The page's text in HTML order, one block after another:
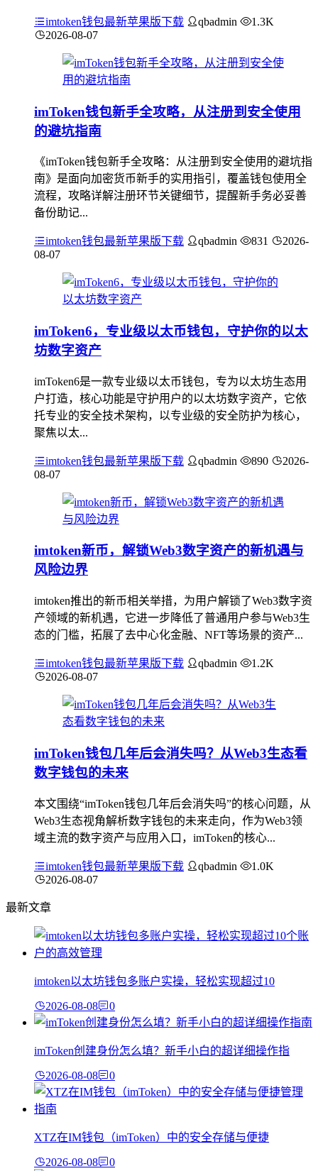
imtoken钱包最新苹果版下载 qbadmin
1.3K
2026-08-07
imToken钱包新手全攻略，从注册到安全使用
的避坑指南
《imToken钱包新手全攻略：从注册到安全使用的避坑指
南》是面向加密货币新手的实用指引，覆盖钱包使用全
流程，攻略详解注册环节关键细节，提醒新手务必妥善
备份助记...
imtoken钱包最新苹果版下载 qbadmin 831
2026-
08-07
imToken6，专业级以太币钱包，守护你的以太
坊数字资产
imToken6是一款专业级以太币钱包，专为以太坊生态用
户打造，核心功能是守护用户的以太坊数字资产，它依
托专业的安全技术架构，以专业级的安全防护为核心，
聚焦以太...
imtoken钱包最新苹果版下载 qbadmin 890
2026-
08-07
imtoken新币，解锁Web3数字资产的新机遇与
风险边界
imtoken推出的新币相关举措，为用户解锁了Web3数字资
产领域的新机遇，它进一步降低了普通用户参与Web3生
态的门槛，拓展了去中心化金融、NFT等场景的资产...
imtoken钱包最新苹果版下载 qbadmin
1.2K
2026-08-07
imToken钱包几年后会消失吗？从Web3生态看
数字钱包的未来
本文围绕“imToken钱包几年后会消失吗”的核心问题，从
Web3生态视角解析数字钱包的未来走向，作为Web3领
域主流的数字资产与应用入口，imToken的核心...
imtoken钱包最新苹果版下载 qbadmin
1.0K
2026-08-07
最新文章
imtoken以太坊钱包多账户实操，轻松实现超过10
2026-08-08 0
imToken创建身份怎么填？新手小白的超详细操作指
2026-08-08 0
XTZ在IM钱包（imToken）中的安全存储与便捷
2026-08-08 0